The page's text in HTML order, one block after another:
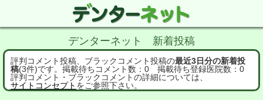
デンターネット 新着投稿
評判コメント投稿、ブラックコメント投稿の最近3日分の新着投
稿(3件)です。掲載待ちコメント数：0 掲載待ち登録医院数：0
評判コメント・ブラックコメントの詳細については、
サイトコンセプト をご参照下さい。